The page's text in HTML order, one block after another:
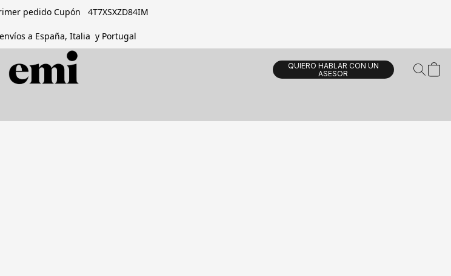
pedido Cupón 4T7XSXZD84IM
a España, Italia y Portugal
QUIERO HABLAR CON UN
ASESOR